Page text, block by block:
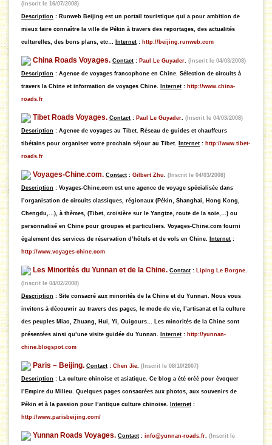
(Inscrit le 16/07/2008)
Description : Runweb Beijing est un portail touristique qui a pour ambition de
mieux faire connaître la ville de Pékin à travers des reportages, des actualités
culturelles, des bons plans, etc… Internet : http://beijing.runweb.com
China Roads Voyages. Contact : Paul Le Guyader. (Inscrit le 04/03/2008)
Description : Agence de voyages francophone en Chine. Sélection de circuits à
travers la Chine et information de voyages Chine. Internet : http://www.china-
roads.fr
Tibet Roads Voyages. Contact : Paul Le Guyader. (Inscrit le 04/03/2008)
Description : Agence de voyages au Tibet. Réseau de guides et chauffeurs
tibétains pour organiser votre prochain séjour au Tibet. Internet : http://www.tibet-
roads.fr
Voyages-Chine.com. Contact : Gilbert Zhu. (Inscrit le 04/03/2008)
Description : Voyages-Chine.com est une agence de voyage spécialisée dans
l’organisation de circuits classiques, régionaux (Pékin, Shanghai, Hong Kong,
Chengdu,…), à thèmes, (Tibet, croisière sur le Yangtze, route de la soie,…) ou
personnalisé en Chine pour groupes et particuliers. Voyages-Chine.com fourni
également des services de réservation d’hôtels et de vols en Chine. Internet :
http://www.voyages-chine.com
Les Minorités du Yunnan et de la Chine. Contact : Liping Le Borgne.
(Inscrit le 04/02/2008)
Description : Site consacré aux minorités de la Chine et du Yunnan. Nous vous
invitons à découvrir au travers des pages, le mode de vie, l’artisanat et la culture
des peuples Miao, Zhuang, Hui, Yi, Ouigours… Les minorités de la Chine sont
présentées ainsi qu’une visite guidée du Yunnan. Internet : http://yunnan-
chine.blogspot.com
Paris – Beijing. Contact : Chen Jie. (Inscrit le 08/10/2007)
Description : La culture chinoise et asiatique. Ce blog a été créé pour évoquer
l’Empire du Milieu. Quelques pages consacrées aux photos, aux souvenirs de
Pékin et à la passion pour l’antique culture chinoise. Internet :
http://www.parisbeijing.com/
Yunnan Roads Voyages. Contact : info@yunnan-roads.fr. (Inscrit le